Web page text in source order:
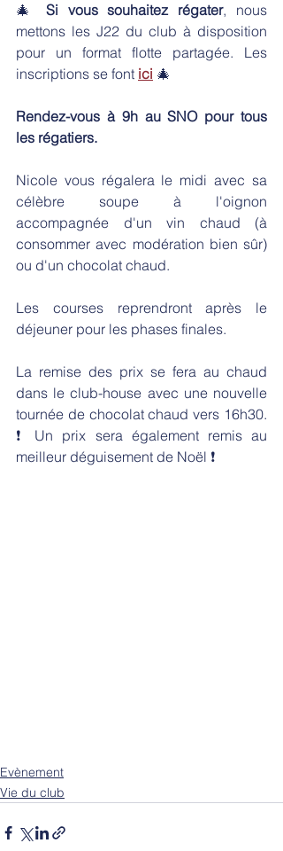
🎄 Si vous souhaitez régater, nous
mettons les J22 du club à disposition
pour un format flotte partagée. Les
inscriptions se font ici 🎄
Rendez-vous à 9h au SNO pour tous
les régatiers.
Nicole vous régalera le midi avec sa
célèbre soupe à l'oignon
accompagnée d'un vin chaud (à
consommer avec modération bien sûr)
ou d'un chocolat chaud.
Les courses reprendront après le
déjeuner pour les phases finales.
La remise des prix se fera au chaud
dans le club-house avec une nouvelle
tournée de chocolat chaud vers 16h30.
❗ Un prix sera également remis au
meilleur déguisement de Noël ❗
Evènement
Vie du club